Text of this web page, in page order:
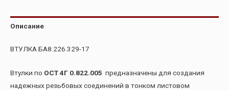
Описание
ВТУЛКА БА8.226.329-17
Втулки по ОСТ 4Г 0.822.005 предназначены для создания
надежных резьбовых соединений в тонком листовом